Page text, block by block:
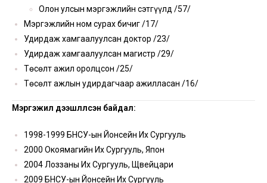
Олон улсын мэргэжлийн сэтгүүлд /57/
Мэргэжлийн ном сурах бичиг /17/
Удирдаж хамгаалуулсан доктор /23/
Удирдаж хамгаалуулсан магистр /29/
Төсөлт ажил оролцсон /25/
Төсөлт ажлын удирдагчаар ажилласан /16/
Мэргэжил дээшлүүлсэн байдал:
1998-1999 БНСУ-ын Йонсейн Их Сургууль
2000 Окоямагийн Их Сургууль, Япон
2004 Лоззаны Их Сургууль, Щвейцари
2009 БНСУ-ын Йонсейн Их Сургууль